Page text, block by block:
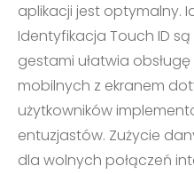
aplikacji jest optymalny.
Identyfikacja Touch ID
gestami ułatwia
mobilnych z ekranem
użytkowników
entuzjastów. Zużycie
dla wolnych połączeń